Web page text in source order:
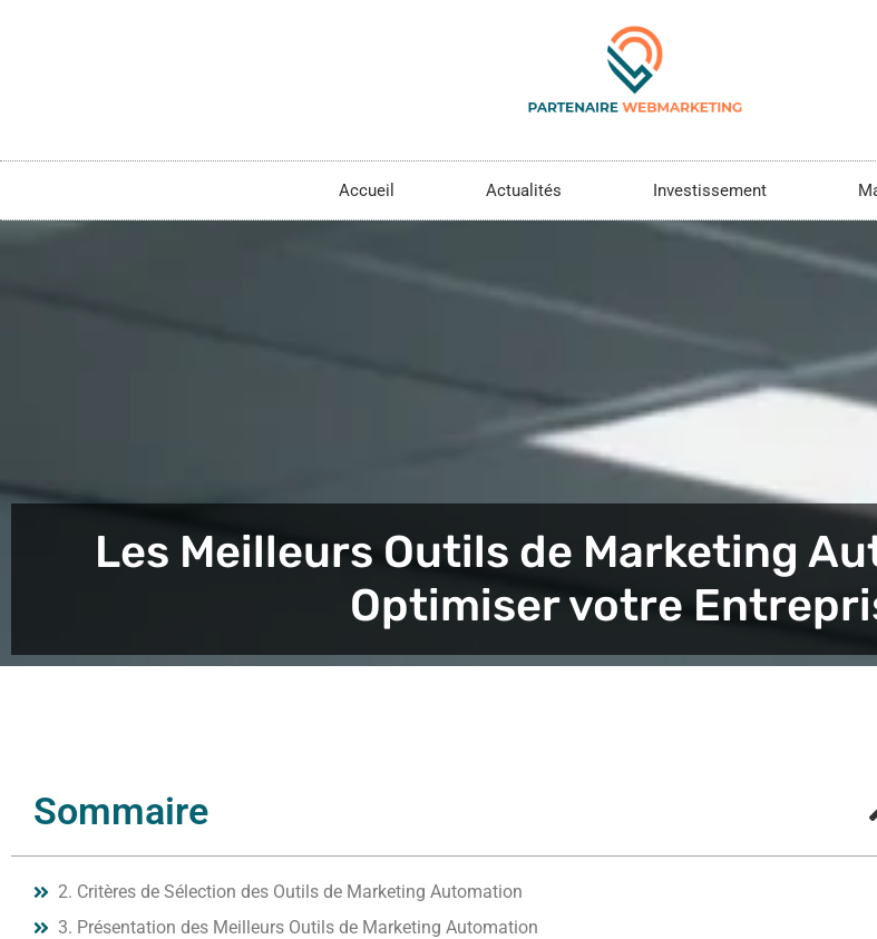
Accueil Actualités Investissement
Les Meilleurs Outils de Marketing
Optimiser votre
Sommaire
2. Critères de Sélection des Outils de Marketing Automation
3. Présentation des Meilleurs Outils de Marketing Automation